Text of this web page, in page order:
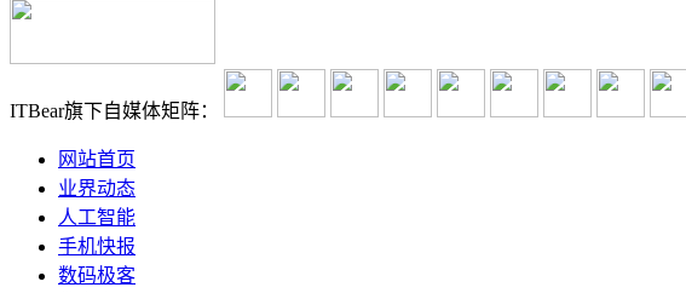
ITBear旗下自媒体矩阵：
网站首页
业界动态
人工智能
手机快报
数码极客